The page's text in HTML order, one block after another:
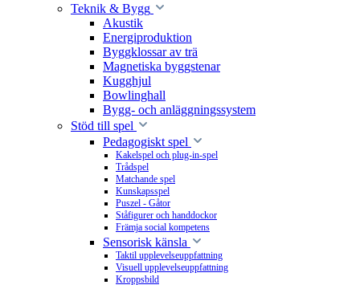
Teknik & Bygg
Akustik
Energiproduktion
Byggklossar av trä
Magnetiska byggstenar
Kugghjul
Bowlinghall
Bygg- och anläggningssystem
Stöd till spel
Pedagogiskt spel
Kakelspel och plug-in-spel
Trådspel
Matchande spel
Kunskapsspel
Puszel - Gåtor
Ståfigurer och handdockor
Främja social kompetens
Sensorisk känsla
Taktil upplevelseuppfattning
Visuell upplevelseuppfattning
Kroppsbild